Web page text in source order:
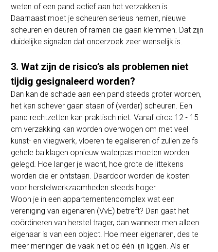
weten of een pand actief aan het verzakken is.
Daarnaast moet je scheuren serieus nemen, nieuwe
scheuren en deuren of ramen die gaan klemmen. Dat zijn
duidelijke signalen dat onderzoek zeer wenselijk is.
3. Wat zijn de risico’s als problemen niet
tijdig gesignaleerd worden?
Dan kan de schade aan een pand steeds groter worden,
het kan schever gaan staan of (verder) scheuren. Een
pand rechtzetten kan praktisch niet. Vanaf circa 12 - 15
cm verzakking kan worden overwogen om met veel
kunst- en vliegwerk, vloeren te egaliseren of zullen zelfs
gehele balklagen opnieuw waterpas moeten worden
gelegd. Hoe langer je wacht, hoe grote de littekens
worden die er ontstaan. Daardoor worden de kosten
voor herstelwerkzaamheden steeds hoger.
Woon je in een appartementencomplex wat een
vereniging van eigenaren (VvE) betreft? Dan gaat het
coördineren van herstel trager, dan wanneer men alleen
eigenaar is van een object. Hoe meer eigenaren, des te
meer meningen die vaak niet op één lijn liggen. Als er